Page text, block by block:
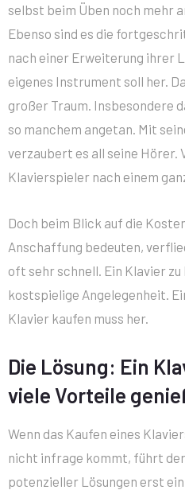
selbst beim Üben noch mehr
Ebenso sind es die
nach einer Erweiterung ihrer
eigenes Instrument soll her.
großer Traum. Insbesondere
so manchem angetan. Mit
verzaubert es all seine Hörer.
Klavierspieler nach einem
Doch beim Blick auf die
Anschaffung bedeuten,
oft sehr schnell. Ein Klavier
kostspielige Angelegenheit.
Klavier kaufen muss her.
Die Lösung: Ein
viele Vorteile
Wenn das Kaufen eines
nicht infrage kommt, führt
potenzieller Lösungen erst